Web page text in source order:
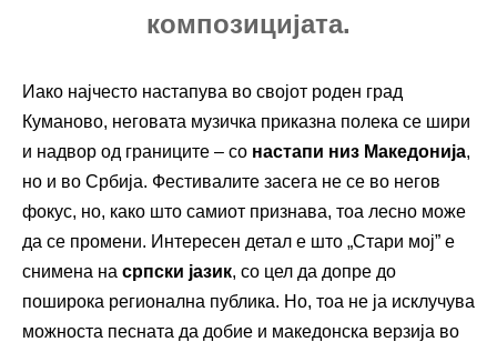
композицијата.
Иако најчесто настапува во својот роден град
Куманово, неговата музичка приказна полека се шири
и надвор од границите – со настапи низ Македонија,
но и во Србија. Фестивалите засега не се во негов
фокус, но, како што самиот признава, тоа лесно може
да се промени. Интересен детал е што „Стари мој” е
снимена на српски јазик, со цел да допре до
поширока регионална публика. Но, тоа не ја исклучува
можноста песната да добие и македонска верзија во